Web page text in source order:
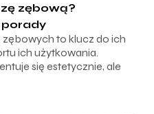
zębową?
zębowych to klucz do ich
ich użytkowania.
się estetycznie, ale